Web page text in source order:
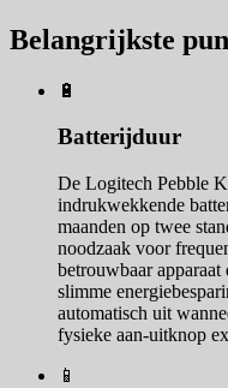
Belangrijkste
🔋
Batterijduur
De Logitech Pebble
indrukwekkende
maanden op twee
noodzaak voor
betrouwbaar
slimme
automatisch uit
fysieke aan-uitknop
📱